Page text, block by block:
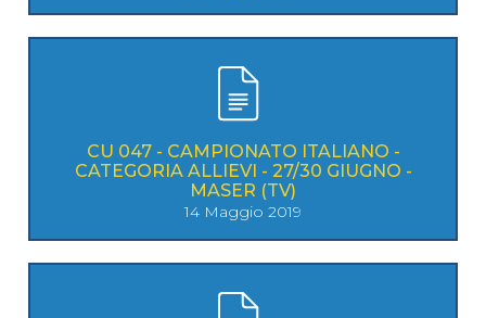
CU 047 - CAMPIONATO ITALIANO -
CATEGORIA ALLIEVI - 27/30 GIUGNO -
MASER (TV)
14 Maggio 2019